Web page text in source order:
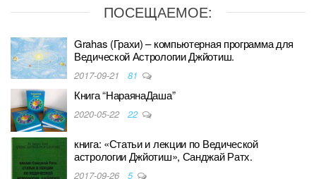
ПОСЕЩАЕМОЕ:
Grahas (Грахи) – компьютерная программа для
Ведической Астрологии Джйотиш.
2017-09-21 81
Книга “НараянаДаша”
2020-05-22 22
книга: «Статьи и лекции по Ведической
астрологии Джйотиш», Санджай Ратх.
2017-09-26 5